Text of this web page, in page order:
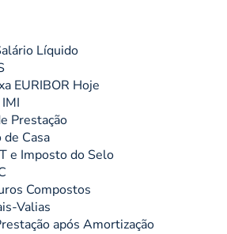
Líquido
EURIBOR Hoje
Prestação
Casa
e Imposto do Selo
Compostos
Valias
após Amortização